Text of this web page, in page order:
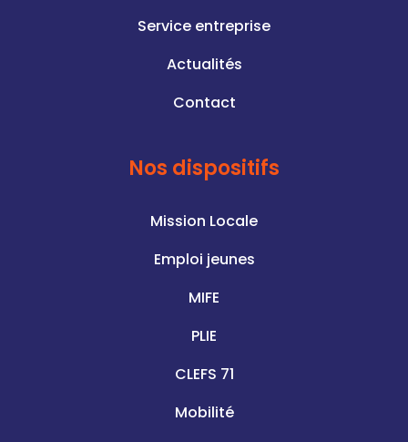
Service entreprise
Actualités
Contact
Nos dispositifs
Mission Locale
Emploi jeunes
MIFE
PLIE
CLEFS 71
Mobilité